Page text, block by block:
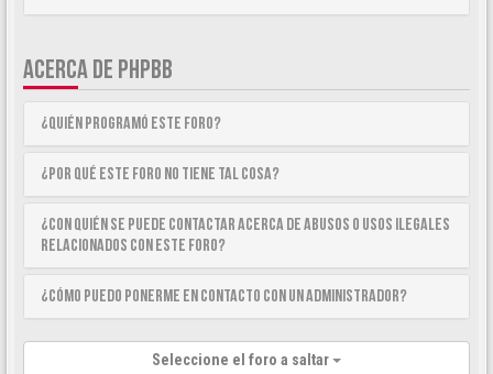
ACERCA DE PHPBB
¿Quién programó este foro?
¿Por qué este foro no tiene tal cosa?
¿Con quién se puede contactar acerca de abusos o usos ilegales
relacionados con este foro?
¿Cómo puedo ponerme en contacto con un Administrador?
Seleccione el foro a saltar